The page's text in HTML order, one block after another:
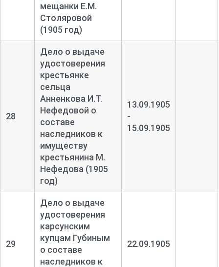
мещанки Е.М.
Столяровой
(1905 год)
28
Дело о выдаче
удостоверения
крестьянке
сельца
Анненкова И.Т.
Нефедовой о
составе
наследников к
имуществу
крестьянина М.
Нефедова (1905
год)
13.09.1905
-
15.09.1905
29
Дело о выдаче
удостоверения
карсунским
купцам Губиным
о составе
наследников к
22.09.1905